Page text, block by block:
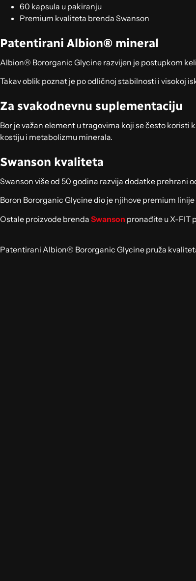
60 kapsula u pakiranju
Premium kvaliteta brenda Swanson
Patentirani Albion® mineral
Albion® Bororganic Glycine razvijen je postupkom
Takav oblik poznat je po odličnoj stabilnosti i visokoj
Za svakodnevnu suplementaciju
Bor je važan element u tragovima koji se često
kostiju i metabolizmu minerala.
Swanson kvaliteta
Swanson više od 50 godina razvija dodatke prehrani
Boron Bororganic Glycine dio je njihove premium
Ostale proizvode brenda Swanson pronađite u X-FIT
Patentirani Albion® Bororganic Glycine pruža